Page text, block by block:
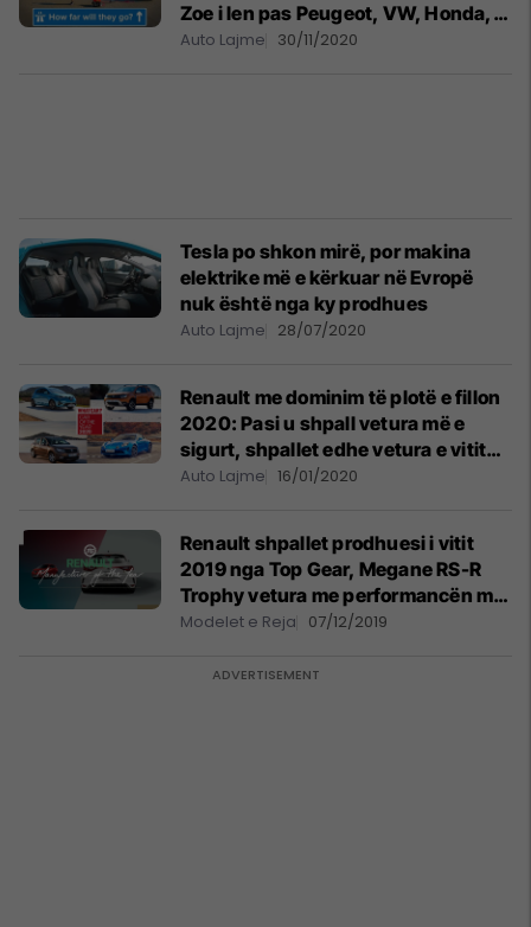
Zoe i len pas Peugeot, VW, Honda,
Opel dhe Mini!
Auto Lajme 30/11/2020
Tesla po shkon mirë, por makina
elektrike më e kërkuar në Evropë
nuk është nga ky prodhues
Auto Lajme 28/07/2020
Renault me dominim të plotë e fillon
2020: Pasi u shpall vetura më e
sigurt, shpallet edhe vetura e vitit
me 4 modele
Auto Lajme 16/01/2020
Renault shpallet prodhuesi i vitit
2019 nga Top Gear, Megane RS-R
Trophy vetura me performancën më
të mirë!
Modelet e Reja 07/12/2019